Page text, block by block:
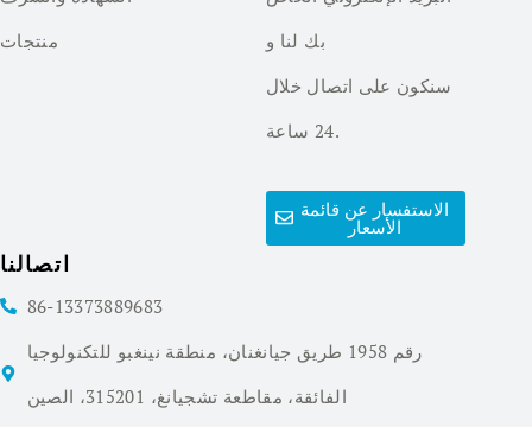
منتجات
بك لنا و
سنكون على اتصال خلال
24 ساعة.
الاستفسار عن قائمة
الأسعار
اتصالنا
86-13373889683
رقم 1958 طريق جيانغنان، منطقة نينغبو للتكنولوجيا
الفائقة، مقاطعة تشجيانغ، 315201، الصين